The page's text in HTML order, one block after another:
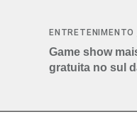
ENTRETENIMENTO
Game show
gratuita no sul